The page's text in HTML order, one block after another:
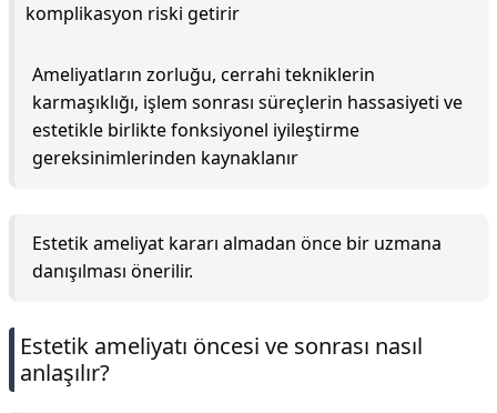
komplikasyon riski getirir
Ameliyatların zorluğu, cerrahi tekniklerin
karmaşıklığı, işlem sonrası süreçlerin hassasiyeti ve
estetikle birlikte fonksiyonel iyileştirme
gereksinimlerinden kaynaklanır
Estetik ameliyat kararı almadan önce bir uzmana
danışılması önerilir.
Estetik ameliyatı öncesi ve sonrası nasıl
anlaşılır?